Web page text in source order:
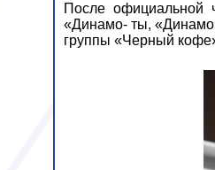
После официальной
«Динамо- ты,
группы «Черный